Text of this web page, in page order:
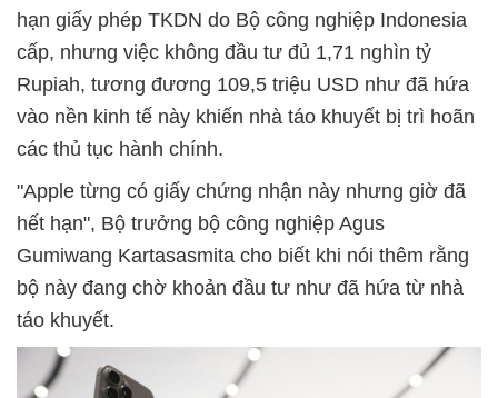
hạn giấy phép TKDN do Bộ công nghiệp Indonesia
cấp, nhưng việc không đầu tư đủ 1,71 nghìn tỷ
Rupiah, tương đương 109,5 triệu USD như đã hứa
vào nền kinh tế này khiến nhà táo khuyết bị trì hoãn
các thủ tục hành chính.
"Apple từng có giấy chứng nhận này nhưng giờ đã
hết hạn", Bộ trưởng bộ công nghiệp Agus
Gumiwang Kartasasmita cho biết khi nói thêm rằng
bộ này đang chờ khoản đầu tư như đã hứa từ nhà
táo khuyết.